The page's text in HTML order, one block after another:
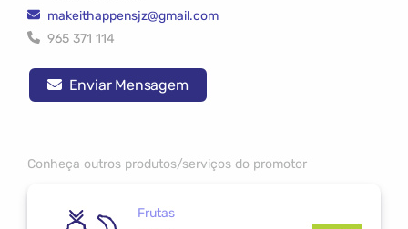
makeithappensjz@gmail.com
965 371 114
Enviar Mensagem
Conheça outros produtos/serviços do promotor
Frutas